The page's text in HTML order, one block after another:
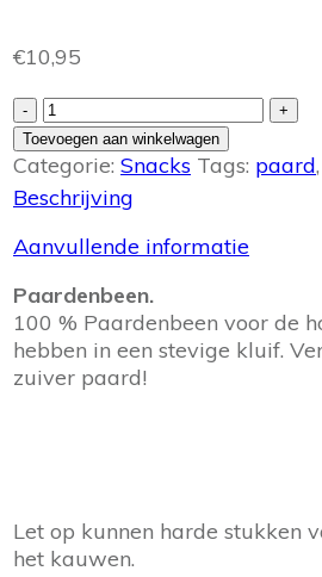
€10,95
-
Paardenbeen
aantal
+
Toevoegen aan winkelwagen
Categorie: Snacks Tags: paard,
Beschrijving
Aanvullende informatie
Paardenbeen.
100 % Paardenbeen voor de
hebben in een stevige kluif.
zuiver paard!
Let op kunnen harde stukken
het kauwen.